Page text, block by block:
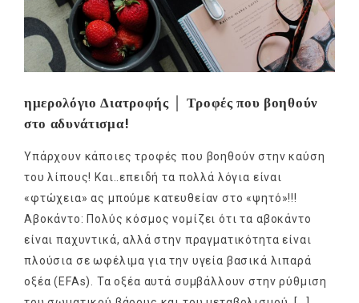
ημερολόγιο Διατροφής │ Τροφές που βοηθούν
στο αδυνάτισμα!
Υπάρχουν κάποιες τροφές που βοηθούν στην καύση
του λίπους! Και..επειδή τα πολλά λόγια είναι
«φτώχεια» ας μπούμε κατευθείαν στο «ψητό»!!!
Αβοκάντο: Πολύς κόσμος νομίζει ότι τα αβοκάντο
είναι παχυντικά, αλλά στην πραγματικότητα είναι
πλούσια σε ωφέλιμα για την υγεία βασικά λιπαρά
οξέα (EFAs). Τα οξέα αυτά συμβάλλουν στην ρύθμιση